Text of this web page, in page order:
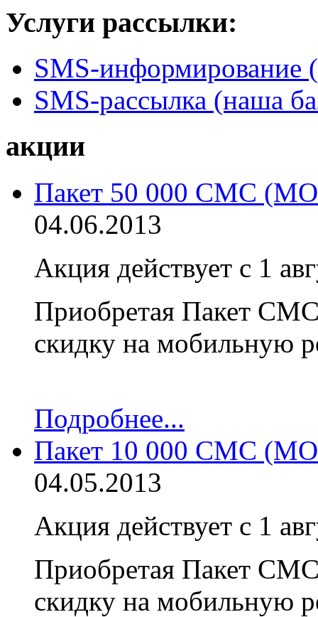
Услуги рассылки:
SMS-информирование
SMS-рассылка (наша
акции
Пакет 50 000 СМС
04.06.2013
Акция действует с 1
Приобретая Пакет
скидку на мобильную
Подробнее...
Пакет 10 000 СМС
04.05.2013
Акция действует с 1
Приобретая Пакет
скидку на мобильную